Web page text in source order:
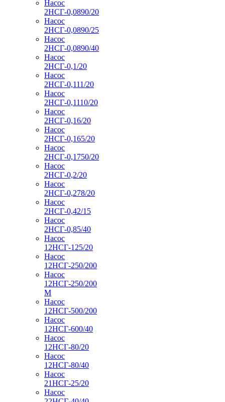
Насос
2НСГ-0,0890/20
Насос
2НСГ-0,0890/25
Насос
2НСГ-0,0890/40
Насос
2НСГ-0,1/20
Насос
2НСГ-0,111/20
Насос
2НСГ-0,1110/20
Насос
2НСГ-0,16/20
Насос
2НСГ-0,165/20
Насос
2НСГ-0,1750/20
Насос
2НСГ-0,2/20
Насос
2НСГ-0,278/20
Насос
2НСГ-0,42/15
Насос
2НСГ-0,85/40
Насос
12НСГ-125/20
Насос
12НСГ-250/200
Насос
12НСГ-250/200
М
Насос
12НСГ-500/200
Насос
12НСГ-600/40
Насос
12НСГ-80/20
Насос
12НСГ-80/40
Насос
21НСГ-25/20
Насос